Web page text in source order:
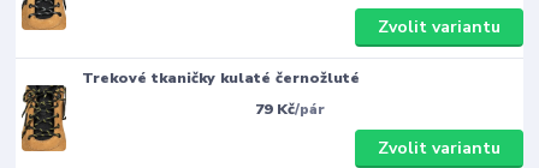
Zvolit variantu
Trekové tkaničky kulaté černožluté
79 Kč/pár
Zvolit variantu